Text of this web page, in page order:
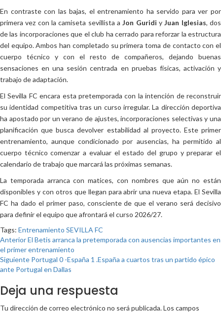
En contraste con las bajas, el entrenamiento ha servido para ver por
primera vez con la camiseta sevillista aJon Guridi yJuan Iglesias, dos
de las incorporaciones que el club ha cerrado para reforzar la estructura
del equipo. Ambos han completado su primera toma de contacto con el
cuerpo técnico y con el resto de compañeros, dejando buenas
sensaciones en una sesión centrada en pruebas físicas, activación y
trabajo de adaptación.
El Sevilla FC encara esta pretemporada con la intención de reconstruir
su identidad competitiva tras un curso irregular. La dirección deportiva
ha apostado por un verano de ajustes, incorporaciones selectivas y una
planificación que busca devolver estabilidad al proyecto. Este primer
entrenamiento, aunque condicionado por ausencias, ha permitido al
cuerpo técnico comenzar a evaluar el estado del grupo y preparar el
calendario de trabajo que marcará las próximas semanas.
La temporada arranca con matices, con nombres que aún no están
disponibles y con otros que llegan para abrir una nueva etapa. El Sevilla
FC ha dado el primer paso, consciente de que el verano será decisivo
para definir el equipo que afrontará el curso 2026/27.
Tags: Entrenamiento SEVILLA FC
Post
navigation
AnteriorEl Betis arranca la pretemporada con ausencias importantes en
el primer entrenamiento
Siguiente Portugal 0 -España 1 .España a cuartos tras un partido épico
ante Portugal en Dallas
Deja una respuesta
Tu dirección de correo electrónico no será publicada.Los campos